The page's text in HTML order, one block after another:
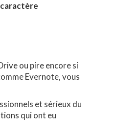
ou pire encore si
Evernote, vous
et sérieux du
qui ont eu